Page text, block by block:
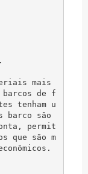
mais
barcos de f
tenham u
barco são
permit
que são m